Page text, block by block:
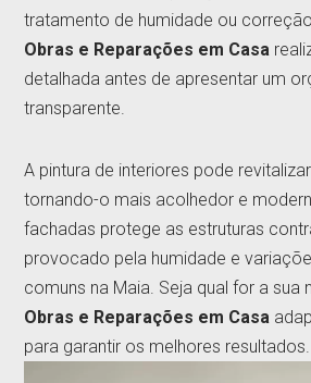
tratamento de humidade ou
Obras e Reparações em Casa
detalhada antes de apresentar um
transparente.
A pintura de interiores pode
tornando-o mais acolhedor e
fachadas protege as estruturas
provocado pela humidade e
comuns na Maia. Seja qual for a sua
Obras e Reparações em Casa
para garantir os melhores resultados.